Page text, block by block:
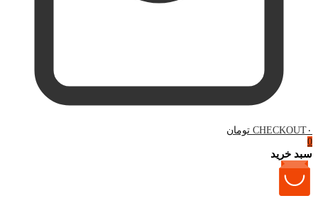
CHECKOUT ۰ تومان
0
سبد خرید